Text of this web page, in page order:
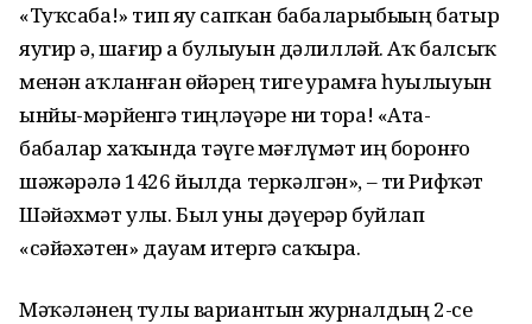
«Туҡсаба!» тип яу сапҡан бабаларыбыҙҙың батыр
яугир ҙә, шағир ҙа булыуын дәлилләй. Аҡ балсыҡ
менән аҡланған өйҙәрҙең тигеҙ урамға һуҙылыуын
ынйы-мәрйенгә тиңләүҙәре ни тора! «Ата-
бабалар хаҡында тәүге мәғлүмәт иң боронғо
шәжәрәлә 1426 йылда теркәлгән», – ти Рифҡәт
Шәйәхмәт улы. Был уны дәүерҙәр буйлап
«сәйәхәтен» дауам итергә саҡыра.
Мәҡәләнең тулы вариантын журналдың 2-се